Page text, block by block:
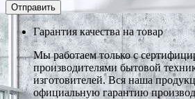
Гарантия качества на товар
Мы работаем только с
производителями бытовой
изготовителей. Вся наша
официальную гарантию